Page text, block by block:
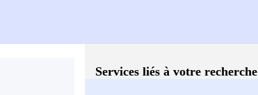
Services liés à votre recherche